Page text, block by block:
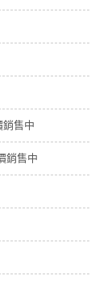
銷售中
銷售中